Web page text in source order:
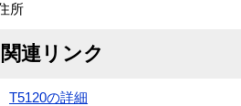
所
関連リンク
T5120の詳細